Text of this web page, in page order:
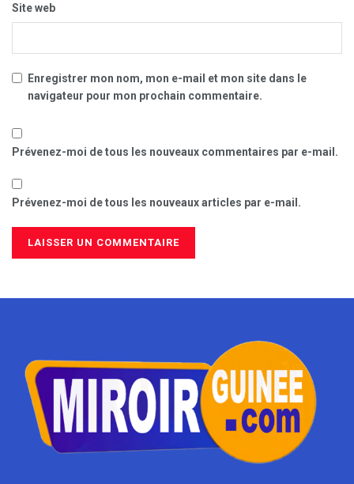
Site web
Enregistrer mon nom, mon e-mail et mon site dans le
navigateur pour mon prochain commentaire.
Prévenez-moi de tous les nouveaux commentaires par e-mail.
Prévenez-moi de tous les nouveaux articles par e-mail.